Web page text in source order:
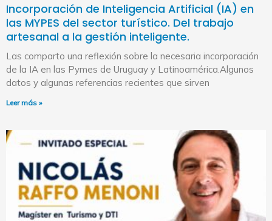
Incorporación de Inteligencia Artificial (IA) en
las MYPES del sector turístico. Del trabajo
artesanal a la gestión inteligente.
Las comparto una reflexión sobre la necesaria incorporación
de la IA en las Pymes de Uruguay y Latinoamérica.Algunos
datos y algunas referencias recientes que sirven
Leer más »